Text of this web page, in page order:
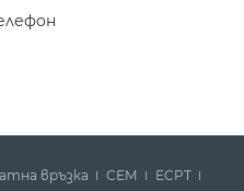
връзка СЕМ
ECPT